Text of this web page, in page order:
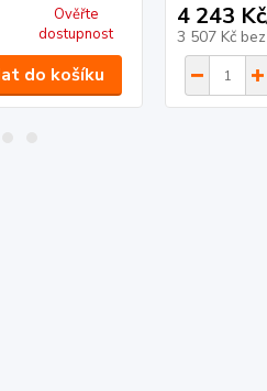
Ověřte
dostupnost
do košíku
4 243 Kč
3 507 Kč